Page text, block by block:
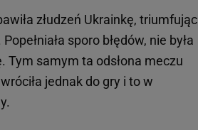
złudzeń Ukrainkę, triumfując
sporo błędów, nie była
samym ta odsłona meczu
jednak do gry i to w